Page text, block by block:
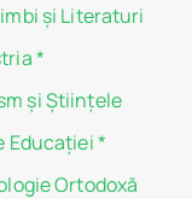
și Literaturi
*
şi Ştiinţele
Educaţiei*
Ortodoxă